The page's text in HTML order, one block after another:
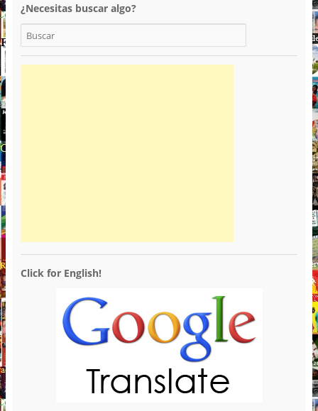
¿Necesitas buscar algo?
Click for English!